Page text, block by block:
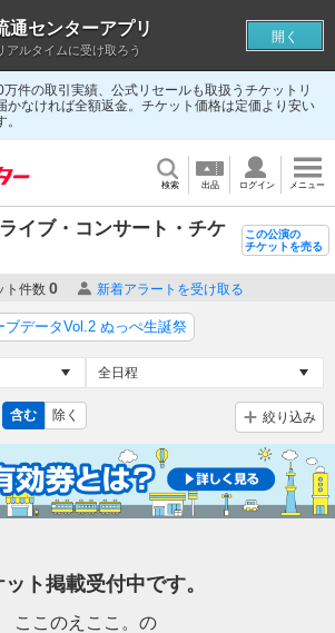
件の取引実績、公式リセールも取扱うチケットリ
かなければ全額返金。チケット価格は定価より安い
検索 出品 ログイン メニュー
イブ・コンサート・チケ
この公演の
チケットを売る
ト件数 0 新着アラートを受け取る
ブデータVol.2 ぬっぺ生誕祭
含む 除く 絞り込み
ット掲載受付中です。
ここのえここ。の
通センターアプリ
アルタイムに受け取ろう
開く